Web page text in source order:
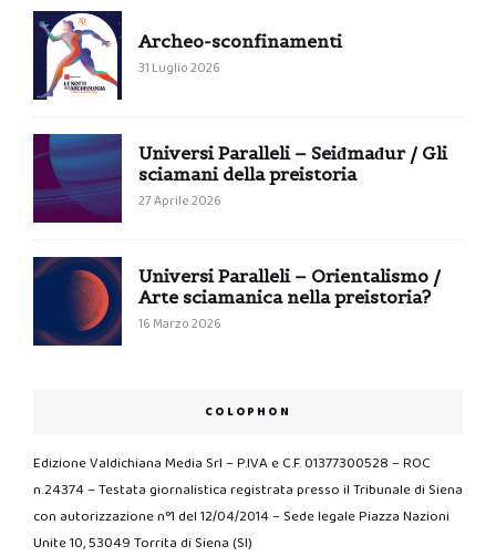
Archeo-sconfinamenti
31 Luglio 2026
Universi Paralleli – Seiđmađur / Gli
sciamani della preistoria
27 Aprile 2026
Universi Paralleli – Orientalismo /
Arte sciamanica nella preistoria?
16 Marzo 2026
COLOPHON
Edizione Valdichiana Media Srl – P.IVA e C.F. 01377300528 – ROC
n.24374 – Testata giornalistica registrata presso il Tribunale di Siena
con autorizzazione n°1 del 12/04/2014 – Sede legale Piazza Nazioni
Unite 10, 53049 Torrita di Siena (SI)